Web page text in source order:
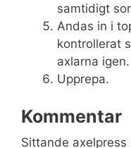
samtidigt
Andas in i
kontrollerat
axlarna igen.
Upprepa.
Kommentar
Sittande